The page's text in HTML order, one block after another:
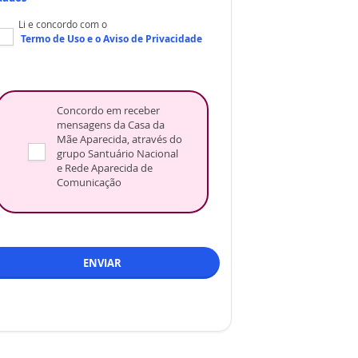
Li e concordo com o
Termo de Usoe oAviso de Privacidade
Concordo em receber
mensagens da Casa da
Mãe Aparecida, através do
grupo Santuário Nacional
e Rede Aparecida de
Comunicação
ENVIAR